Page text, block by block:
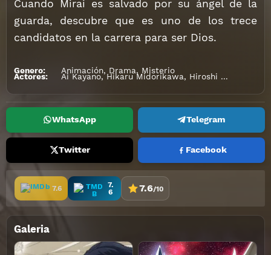
Cuando Mirai es salvado por su ángel de la
guarda, descubre que es uno de los trece
candidatos en la carrera para ser Dios.
Genero: Animación, Drama, Misterio
Actores: Ai Kayano,Hikaru Midorikawa, Hiroshi Tsuchida
WhatsApp Telegram
Twitter Facebook
7.6
7.
6
7.6/10
Galeria